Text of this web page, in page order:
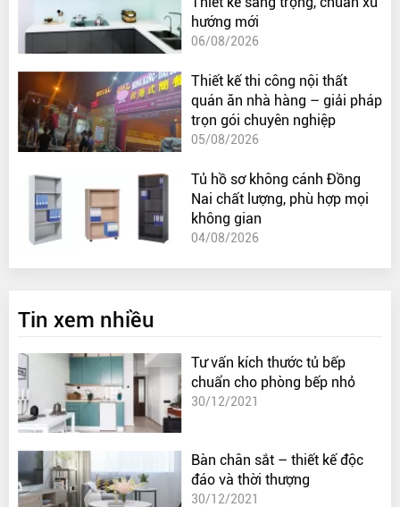
hướng mới
06/08/2026
Thiết kế thi công nội thất
quán ăn nhà hàng – giải pháp
trọn gói chuyên nghiệp
05/08/2026
Tủ hồ sơ không cánh Đồng
Nai chất lượng, phù hợp mọi
không gian
04/08/2026
Tin xem nhiều
Tư vấn kích thước tủ bếp
chuẩn cho phòng bếp nhỏ
30/12/2021
Bàn chân sắt – thiết kế độc
đáo và thời thượng
30/12/2021